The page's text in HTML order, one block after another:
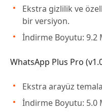
Ekstra gizlilik ve
bir versiyon.
İndirme Boyutu: 9.2
WhatsApp Plus Pro
Ekstra arayüz
İndirme Boyutu: 5.0